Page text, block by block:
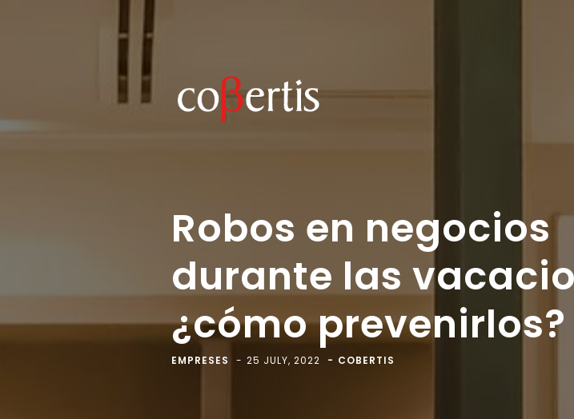
Robos en negocios
durante las
¿cómo prevenirlos?
EMPRESES 25 JULY, 2022 COBERTIS